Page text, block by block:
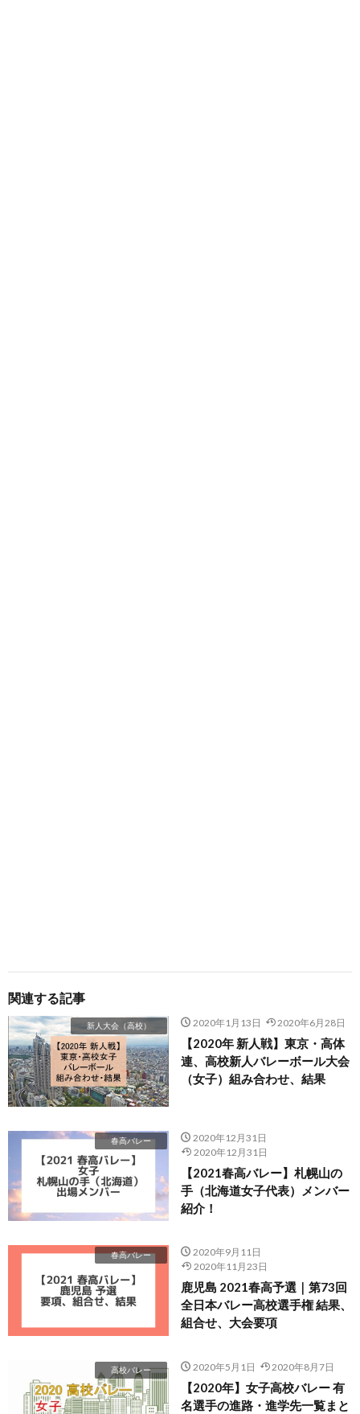
関連する記事
新人大会（高校） 2020年1月13日 2020年6月28日
【2020年 新人戦】東京・高体
連、高校新人バレーボール大会
（女子）組み合わせ、結果
春高バレー
2020年12月31日
2020年12月31日
【2021春高バレー】札幌山の
手（北海道女子代表）メンバー
紹介！
春高バレー
2020年9月11日
2020年11月23日
鹿児島 2021春高予選｜第73回
全日本バレー高校選手権 結果、
組合せ、大会要項
高校バレー 2020年5月1日 2020年8月7日
【2020年】女子高校バレー 有
名選手の進路・進学先一覧まと